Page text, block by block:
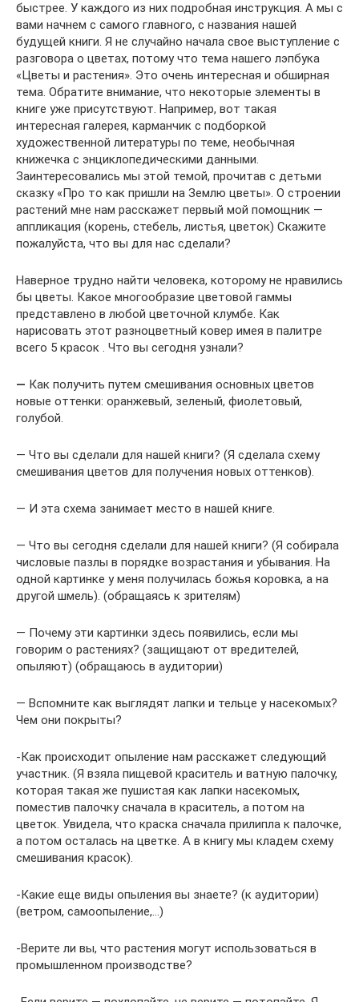
быстрее. У каждого из них подробная инструкция. А мы с
вами начнем с самого главного, с названия нашей
будущей книги. Я не случайно начала свое выступление с
разговора о цветах, потому что тема нашего лэпбука
«Цветы и растения». Это очень интересная и обширная
тема. Обратите внимание, что некоторые элементы в
книге уже присутствуют. Например, вот такая
интересная галерея, карманчик с подборкой
художественной литературы по теме, необычная
книжечка с энциклопедическими данными.
Заинтересовались мы этой темой, прочитав с детьми
сказку «Про то как пришли на Землю цветы». О строении
растений мне нам расскажет первый мой помощник —
аппликация (корень, стебель, листья, цветок) Скажите
пожалуйста, что вы для нас сделали?
Наверное трудно найти человека, которому не нравились
бы цветы. Какое многообразие цветовой гаммы
представлено в любой цветочной клумбе. Как
нарисовать этот разноцветный ковер имея в палитре
всего 5 красок . Что вы сегодня узнали?
— Как получить путем смешивания основных цветов
новые оттенки: оранжевый, зеленый, фиолетовый,
голубой.
— Что вы сделали для нашей книги? (Я сделала схему
смешивания цветов для получения новых оттенков).
— И эта схема занимает место в нашей книге.
— Что вы сегодня сделали для нашей книги? (Я собирала
числовые пазлы в порядке возрастания и убывания. На
одной картинке у меня получилась божья коровка, а на
другой шмель). (обращаясь к зрителям)
— Почему эти картинки здесь появились, если мы
говорим о растениях? (защищают от вредителей,
опыляют) (обращаюсь в аудитории)
— Вспомните как выглядят лапки и тельце у насекомых?
Чем они покрыты?
-Как происходит опыление нам расскажет следующий
участник. (Я взяла пищевой краситель и ватную палочку,
которая такая же пушистая как лапки насекомых,
поместив палочку сначала в краситель, а потом на
цветок. Увидела, что краска сначала прилипла к палочке,
а потом осталась на цветке. А в книгу мы кладем схему
смешивания красок).
-Какие еще виды опыления вы знаете? (к аудитории)
(ветром, самоопыление,…)
-Верите ли вы, что растения могут использоваться в
промышленном производстве?